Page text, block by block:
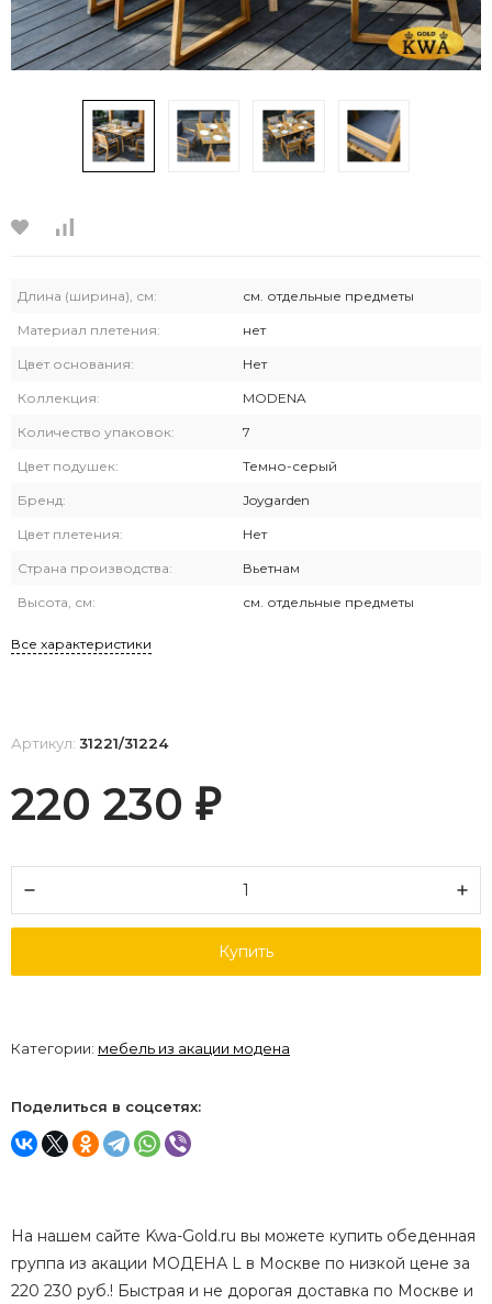
Длина (ширина), см: см. отдельные предметы
Материал плетения: нет
Цвет основания: Нет
Коллекция: MODENA
Количество упаковок: 7
Цвет подушек: Темно-серый
Бренд: Joygarden
Цвет плетения: Нет
Страна производства: Вьетнам
Высота, см: см. отдельные предметы
Все характеристики
Артикул: 31221/31224
220 230 ₽
Купить
Категории: мебель из акации модена
Поделиться в соцсетях:
На нашем сайте Kwa-Gold.ru вы можете купить обеденная
группа из акации МОДЕНА L в Москве по низкой цене за
220 230 руб.! Быстрая и не дорогая доставка по Москве и